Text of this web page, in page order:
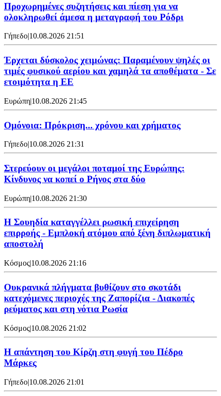
Προχωρημένες συζητήσεις και πίεση για να
ολοκληρωθεί άμεσα η μεταγραφή του Ρόδρι
Γήπεδο|10.08.2026 21:51
Έρχεται δύσκολος χειμώνας: Παραμένουν ψηλές οι
τιμές φυσικού αερίου και χαμηλά τα αποθέματα - Σε
ετοιμότητα η ΕΕ
Ευρώπη|10.08.2026 21:45
Ομόνοια: Πρόκριση... χρόνου και χρήματος
Γήπεδο|10.08.2026 21:31
Στερεύουν οι μεγάλοι ποταμοί της Ευρώπης:
Κίνδυνος να κοπεί ο Ρήνος στα δύο
Ευρώπη|10.08.2026 21:30
Η Σουηδία καταγγέλλει ρωσική επιχείρηση
επιρροής - Εμπλοκή ατόμου από ξένη διπλωματική
αποστολή
Κόσμος|10.08.2026 21:16
Ουκρανικά πλήγματα βυθίζουν στο σκοτάδι
κατεχόμενες περιοχές της Ζαπορίζια - Διακοπές
ρεύματος και στη νότια Ρωσία
Κόσμος|10.08.2026 21:02
Η απάντηση του Κίρζη στη φυγή του Πέδρο
Μάρκες
Γήπεδο|10.08.2026 21:01